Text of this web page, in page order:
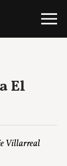
El
Villarreal